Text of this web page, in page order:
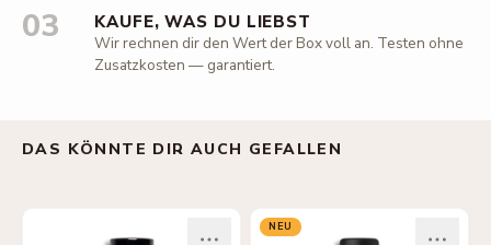
03 KAUFE, WAS DU LIEBST
Wir rechnen dir den Wert der Box voll an. Testen ohne
Zusatzkosten — garantiert.
DAS KÖNNTE DIR AUCH GEFALLEN
NEU